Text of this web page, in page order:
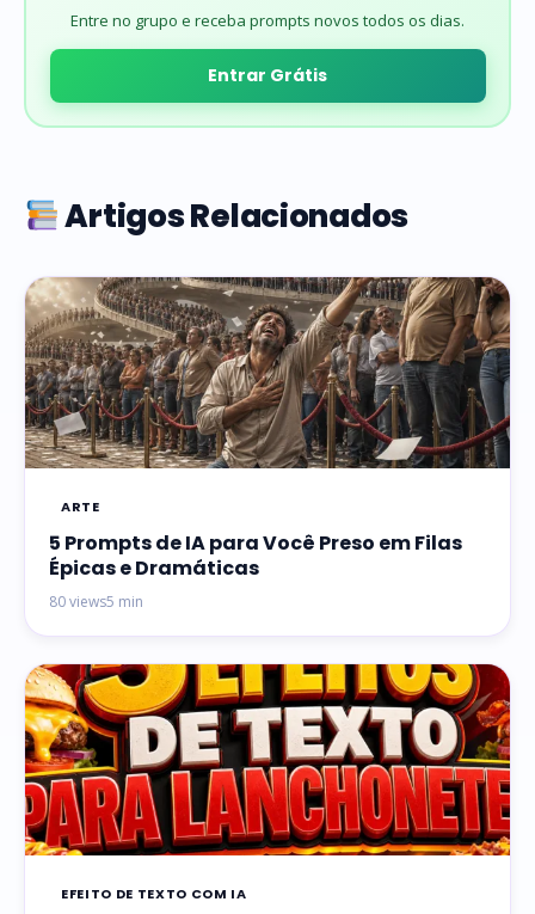
Entre no grupo e receba prompts novos todos os dias.
Entrar Grátis
Artigos Relacionados
ARTE
5 Prompts de IA para Você Preso em Filas
Épicas e Dramáticas
80 views5 min
EFEITO DE TEXTO COM IA